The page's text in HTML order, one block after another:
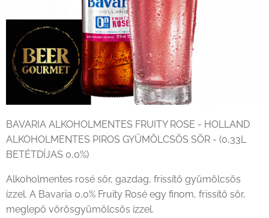
BAVARIA ALKOHOLMENTES FRUITY ROSE - HOLLAND
ALKOHOLMENTES PIROS GYÜMÖLCSÖS SÖR - (0,33L
BETÉTDÍJAS 0,0%)
Alkoholmentes rosé sör, gazdag, frissítő gyümölcsös
ízzel. A Bavaria 0,0% Fruity Rosé egy finom, frissítő sör,
meglepő vörösgyümölcsös ízzel.